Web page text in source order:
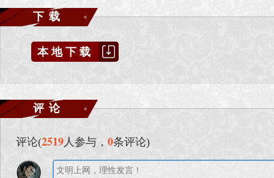
下载
本地下载
评论
评论(2519 人参与， 0条评论)